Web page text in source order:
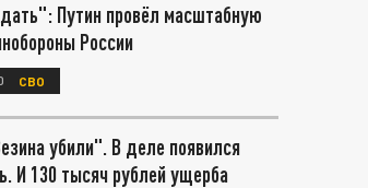
Путин провёл масштабную
России
СВО
убили". В деле появился
И 130 тысяч рублей ущерба